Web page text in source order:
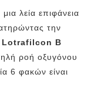
λεία επιφάνεια
την
Lotrafilcon B
ροή οξυγόνου
6 φακών είναι